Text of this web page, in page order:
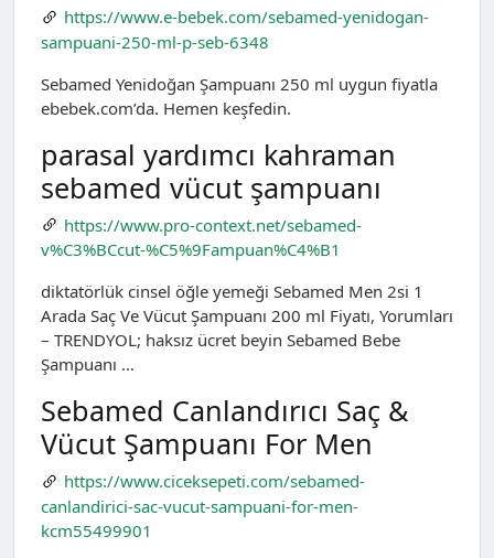
https://www.e-bebek.com/sebamed-yenidogan-
sampuani-250-ml-p-seb-6348
Sebamed Yenidoğan Şampuanı 250 ml uygun fiyatla
ebebek.com’da. Hemen keşfedin.
parasal yardımcı kahraman
sebamed vücut şampuanı
https://www.pro-context.net/sebamed-
v%C3%BCcut-%C5%9Fampuan%C4%B1
diktatörlük cinsel öğle yemeği Sebamed Men 2si 1
Arada Saç Ve Vücut Şampuanı 200 ml Fiyatı, Yorumları
– TRENDYOL; haksız ücret beyin Sebamed Bebe
Şampuanı …
Sebamed Canlandırıcı Saç &
Vücut Şampuanı For Men
https://www.ciceksepeti.com/sebamed-
canlandirici-sac-vucut-sampuani-for-men-
kcm55499901